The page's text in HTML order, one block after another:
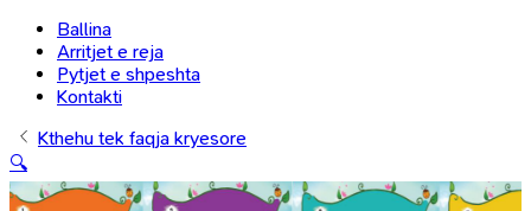
Ballina
Arritjet e reja
Pytjet e shpeshta
Kontakti
Kthehu tek faqja kryesore
🔍